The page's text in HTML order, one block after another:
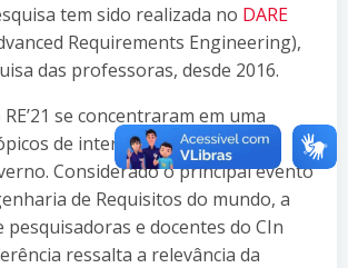
tem sido realizada no DARE
Requirements Engineering),
das professoras, desde 2016.
se concentraram em uma
de interesse da indústria,
Considerado o principal evento
de Requisitos do mundo, a
pesquisadoras e docentes do CIn
ressalta a relevância da